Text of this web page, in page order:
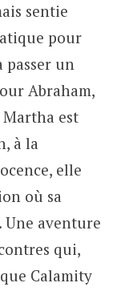
sentie
pour
passer un
Abraham,
est
à la
elle
où sa
Une aventure
qui,
Calamity